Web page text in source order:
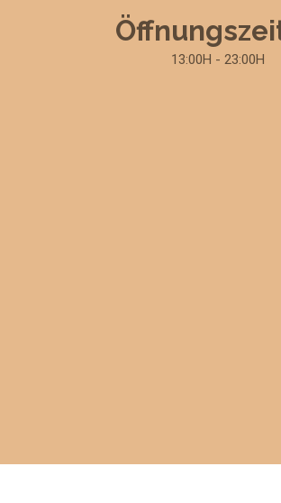
13:00H - 23:00H